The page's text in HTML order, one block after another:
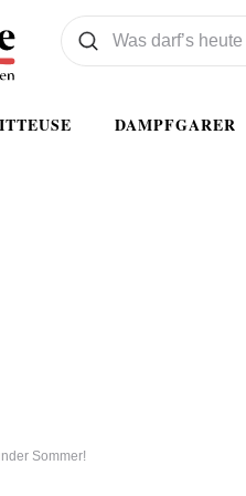
DAMPFGARER
Was wollen Sie suchen
Suchen
Sommer!